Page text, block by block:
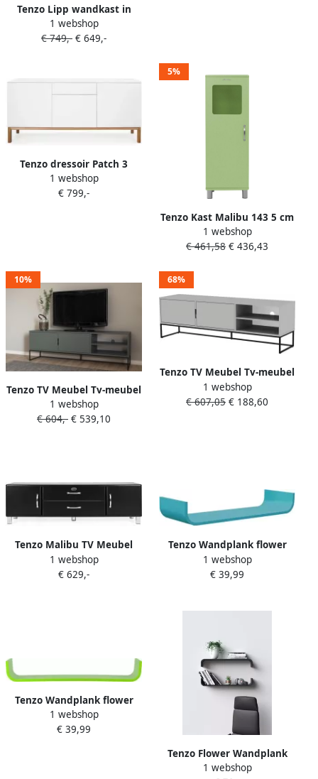
Tenzo Lipp wandkast in
misty green lak
1 webshop
€ 749,- € 649,-
Tenzo dressoir Patch 3
deuren en 1 lade wit
eikenkleur 85x179x47 cm
1 webshop
€ 799,-
5%
Tenzo Kast Malibu 143 5 cm
1 deur groen
1 webshop
€ 461,58 € 436,43
10%
Tenzo TV Meubel Tv-meubel
Trend -groen 176cm Groen
1 webshop
€ 604,- € 539,10
68%
Tenzo TV Meubel Tv-meubel
Trend -wit 176cm Wit
1 webshop
€ 607,05 € 188,60
Tenzo Malibu TV Meubel
5156 Zwart Retro Design
1 webshop
€ 629,-
Tenzo Wandplank flower
ocean
1 webshop
€ 39,99
Tenzo Wandplank flower
green
1 webshop
€ 39,99
Tenzo Flower Wandplank
Shadow Black
1 webshop